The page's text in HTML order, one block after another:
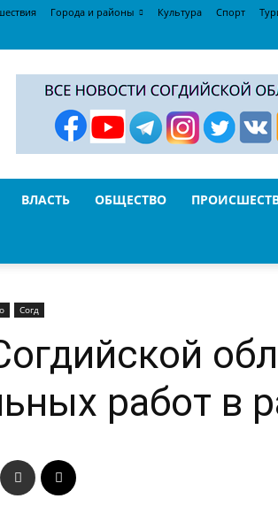
Города и районы Культура Спорт
ВЛАСТЬ ОБЩЕСТВО
Согд
работ в